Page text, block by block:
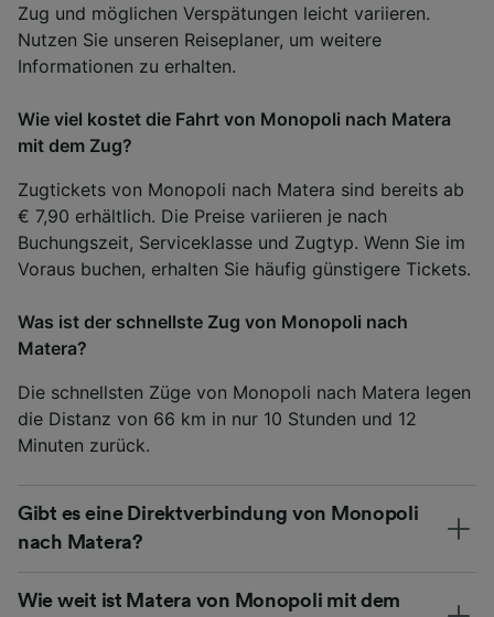
Zug und möglichen Verspätungen leicht variieren.
Nutzen Sie unseren Reiseplaner, um weitere
Informationen zu erhalten.
Wie viel kostet die Fahrt von Monopoli nach Matera
mit dem Zug?
Zugtickets von Monopoli nach Matera sind bereits ab
€ 7,90 erhältlich. Die Preise variieren je nach
Buchungszeit, Serviceklasse und Zugtyp. Wenn Sie im
Voraus buchen, erhalten Sie häufig günstigere Tickets.
Was ist der schnellste Zug von Monopoli nach
Matera?
Die schnellsten Züge von Monopoli nach Matera legen
die Distanz von 66 km in nur 10 Stunden und 12
Minuten zurück.
Gibt es eine Direktverbindung von Monopoli
nach Matera?
Wie weit ist Matera von Monopoli mit dem